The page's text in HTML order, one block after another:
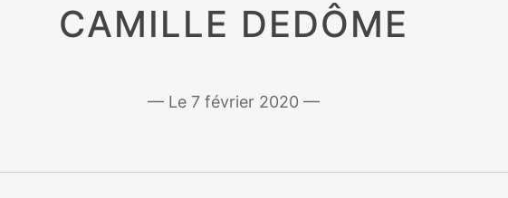
CAMILLE DEDÔME
7 février 2020